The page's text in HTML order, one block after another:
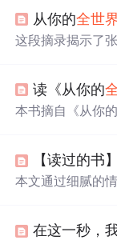
从你的全世
这段摘录揭示了
细腻的刻画和对
读《从你的
本书摘自《从你
现了初恋的美好
的记忆以及争吵后
【读过的书
本文通过细腻的
在这一秒，